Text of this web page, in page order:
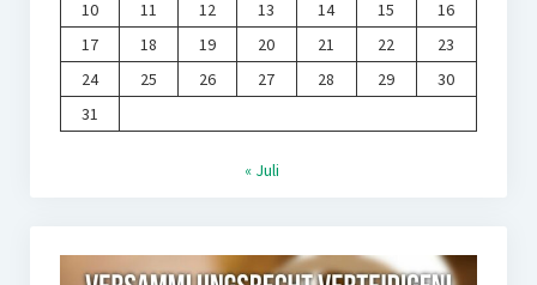
10
11 12 13 14 15
16
17
18 19 20 21 22
23
24
25 26 27 28 29
30
31
« Juli